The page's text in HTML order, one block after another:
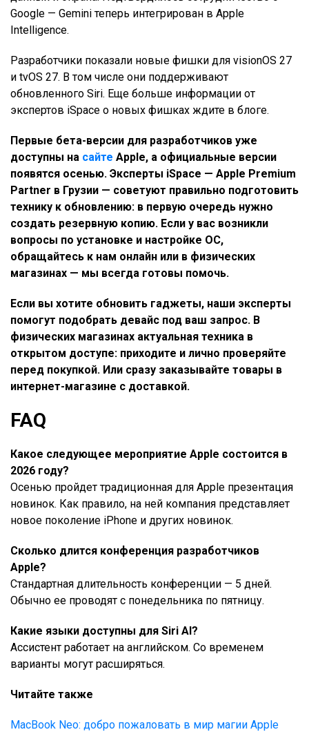
Google — Gemini теперь интегрирован в Apple
Intelligence.
Разработчики показали новые фишки для visionOS 27
и tvOS 27. В том числе они поддерживают
обновленного Siri. Еще больше информации от
экспертов iSpace о новых фишках ждите в блоге.
Первые бета-версии для разработчиков уже
доступны на сайте Apple, а официальные версии
появятся осенью. Эксперты iSpace — Apple Premium
Partner в Грузии — советуют правильно подготовить
технику к обновлению: в первую очередь нужно
создать резервную копию. Если у вас возникли
вопросы по установке и настройке ОС,
обращайтесь к нам онлайн или в физических
магазинах — мы всегда готовы помочь.
Если вы хотите обновить гаджеты, наши эксперты
помогут подобрать девайс под ваш запрос. В
физических магазинах актуальная техника в
открытом доступе: приходите и лично проверяйте
перед покупкой. Или сразу заказывайте товары в
интернет-магазине с доставкой.
FAQ
Какое следующее мероприятие Apple состоится в
2026 году?
Осенью пройдет традиционная для Apple презентация
новинок. Как правило, на ней компания представляет
новое поколение iPhone и других новинок.
Сколько длится конференция разработчиков
Apple?
Стандартная длительность конференции — 5 дней.
Обычно ее проводят с понедельника по пятницу.
Какие языки доступны для Siri AI?
Ассистент работает на английском. Со временем
варианты могут расширяться.
Читайте также
MacBook Neo: добро пожаловать в мир магии Apple